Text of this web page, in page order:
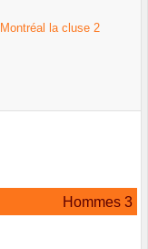
Montréal la cluse 2
Hommes 3